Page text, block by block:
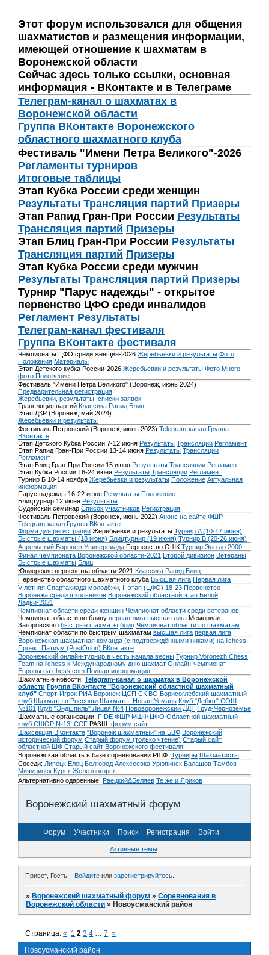
Этот форум использовался для общения
шахматистов и размещения информации,
имеющей отношение к шахматам в
Воронежской области
Сейчас здесь только ссылки, основная
информация - ВКонтакте и в Телеграме
Телеграм-канал о шахматах в
Воронежской области
Группа ВКонтакте Воронежского
областного шахматного клуба
Фестиваль "Имени Петра Великого"-2026
Регламенты турниров
Итоговые таблицы
Этап Кубка России среди женщин
Результаты Трансляция партий Призеры
Этап Рапид Гран-При России Результаты
Трансляция партий Призеры
Этап Блиц Гран-При России Результаты
Трансляция партий Призеры
Этап Кубка России среди мужчин
Результаты Трансляция партий Призеры
Турнир "Парус надежды" - открытое
первенство ЦФО среди инвалидов
Регламент Результаты
Телеграм-канал фестиваля
Группа ВКонтакте фестиваля
Чемпионаты ЦФО среди женщин-2026 Жеребьевки и результаты Фото
Положения Материалы
Этап Детского кубка России-2026 Жеребьевки и результаты Фото Много
фото Положение
Фестиваль "Имени Петра Великого" (Воронеж, июнь 2024)
Предварительная регистрация
Жеребьевки, результаты, списки заявок
Трансляция партий Классика Рапид Блиц
Этап ДКР (Воронеж, май 2024)
Жеребьевки и результаты
Фестиваль Петровский (Воронеж, июнь 2023) Telegram-канал Группа
ВКонтакте
Этап Детского Кубка России 7-12 июня Результаты Трансляции Регламент
Этап Рапид Гран-При России 13-14 июня Результаты Трансляции
Регламент
Этап Блиц Гран-При России 15 июня Результаты Трансляции Регламент
Этап Кубка России 16-24 июня Результаты Трансляции Регламент
Турнир Б 10-14 ноября Жеребьевки и результаты Положение Актуальная
информация
Парус надежды 16-22 июня Результаты Положение
Блицтурнир 12 июня Результаты
Судейский семинар Список участников Регистрация
Фестиваль Петровский (Воронеж, июнь 2022) Анонс на сайте ФШР
Telegram-канал Группа ВКонтакте
Форма для регистрации Жеребьевки и результаты Турнир A (10-17 июня)
Быстрые шахматы (18 июня) Блицтурнир (19 июня) Турнир B (20-26 июня)
Апрельский Воронеж Универсиада Первенство ОШК Турнир Эло до 2000
Финал чемпионата Воронежской области-2021 Второй дивизион Ветераны
Быстрые шахматы Блиц
Юниорские первенства области-2021 Классика Рапид Блиц
Первенство областного шахматного клуба Высшая лига Первая лига
V летняя Спартакиада молодёжи, II этап (ЦФО) 18-23 Первенство
Воронежа среди школьников Воронежский областной этап Белой
Ладьи-2021
Чемпионат области среди женщин Чемпионат области среди ветеранов
Чемпионат области по блицу первая лига высшая лига Мемориал
Загоровского быстрые шахматы блиц Чемпионат области по шахматам
Чемпионат области по быстрым шахматам высшая лига первая лига
Воронежская шахматная команда (с подтверждёнными никами) на lichess
Проект Патиум (PostOrion) ВКонтакте
Воронежский онлайн-турнир в честь начала весны Турнир Voronezh Chess
Team на lichess к Международному дню шахмат Онлайн-чемпионат
Европы на chess.com Полная информация
Шахматные новости: Telegram-канал о шахматах в Воронежской
области Группа ВКонтакте "Воронежский областной шахматный
клуб" Спорт-Игрок РИА Воронеж ЦСП СК ВО Борисоглебский шахматный
клуб Шахматы в Россоши Шахматы. Новая Усмань Клуб "Дебют" СОШ
№101 Клуб "Эндшпиль" Лицея №4 Нововоронежский ДДТ Труд-Черноземье
Шахматные организации: FIDE ФШР МШФ ЦФО Областной шахматный
клуб СШОР №13 ICCF РАЗШ: форум сайт
Шахсекция ВКонтакте "Воронеж шахматный" на БВФ Воронежский
исторический форум Cтарый форум (только чтение) Старый сайт
областной ШФ Старый сайт Воронежского фестиваля
Воронежская область в базе соревнований РШФ: Турниры Шахматисты
Соседи: Липецк Елец Белгород Алексеевка Урюпинск Балашов Тамбов
Мичуринск Курск Железногорск
Альтернативно одаренные: Раецкий&Беляев Те же и Яриков
Воронежский шахматный форум
Форум Участники Поиск Регистрация Войти
Активные темы
Привет, Гость! Войдитеили зарегистрируйтесь.
»Воронежский шахматный форум »Соревнования в
Воронежской области »Новоусманский район
Новоусманский район
Страница:« 1 2 3 4 … 7 »